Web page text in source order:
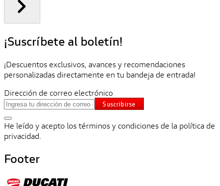
¡Suscríbete al boletín!
¡Descuentos exclusivos, avances y recomendaciones
personalizadas directamente en tu bandeja de entrada!
Dirección de correo electrónico
Suscribirse
He leído y acepto los términos y condiciones de la política de
privacidad.
Footer